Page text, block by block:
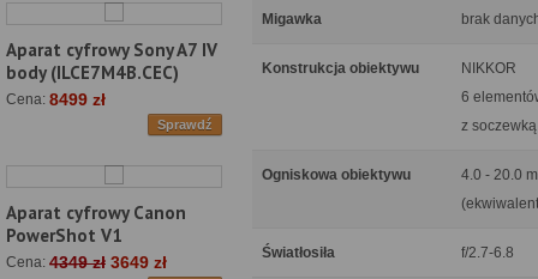
Aparat cyfrowy Sony A7 IV
body (ILCE7M4B.CEC)
Cena: 8499 zł
Sprawdź
Aparat cyfrowy Canon
PowerShot V1
Cena: 4349 zł 3649 zł
Migawka brak
Konstrukcja obiektywu
NIKKOR
6
z
Ogniskowa obiektywu
4.0 - 20.0
Światłosiła f/2.7-6.8